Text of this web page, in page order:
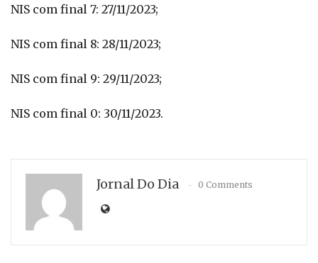
NIS com final 7: 27/11/2023;
NIS com final 8: 28/11/2023;
NIS com final 9: 29/11/2023;
NIS com final 0: 30/11/2023.
Jornal Do Dia 0 Comments